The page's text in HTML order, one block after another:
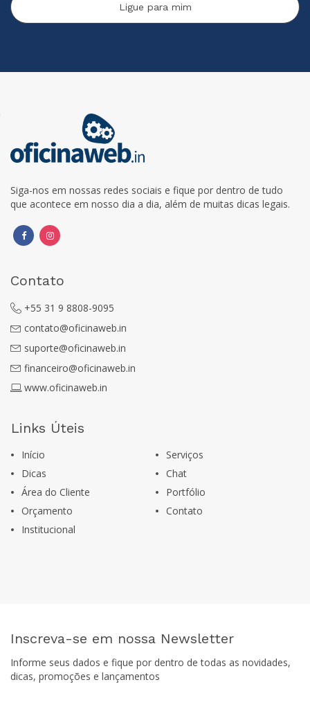
Ligue para mim
Siga-nos em nossas redes sociais e fique por dentro de tudo
que acontece em nosso dia a dia, além de muitas dicas legais.
Contato
+55 31 9 8808-9095
contato@oficinaweb.in
suporte@oficinaweb.in
financeiro@oficinaweb.in
www.oficinaweb.in
Links Úteis
Início
Serviços
Dicas
Chat
Área do Cliente
Portfólio
Orçamento
Contato
Institucional
Inscreva-se em nossa Newsletter
Informe seus dados e fique por dentro de todas as novidades,
dicas, promoções e lançamentos